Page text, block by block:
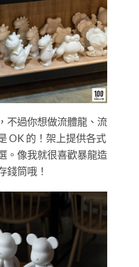
不過你想做流體龍、流
OK 的！架上提供各式
。像我就很喜歡暴龍造
錢筒哦！